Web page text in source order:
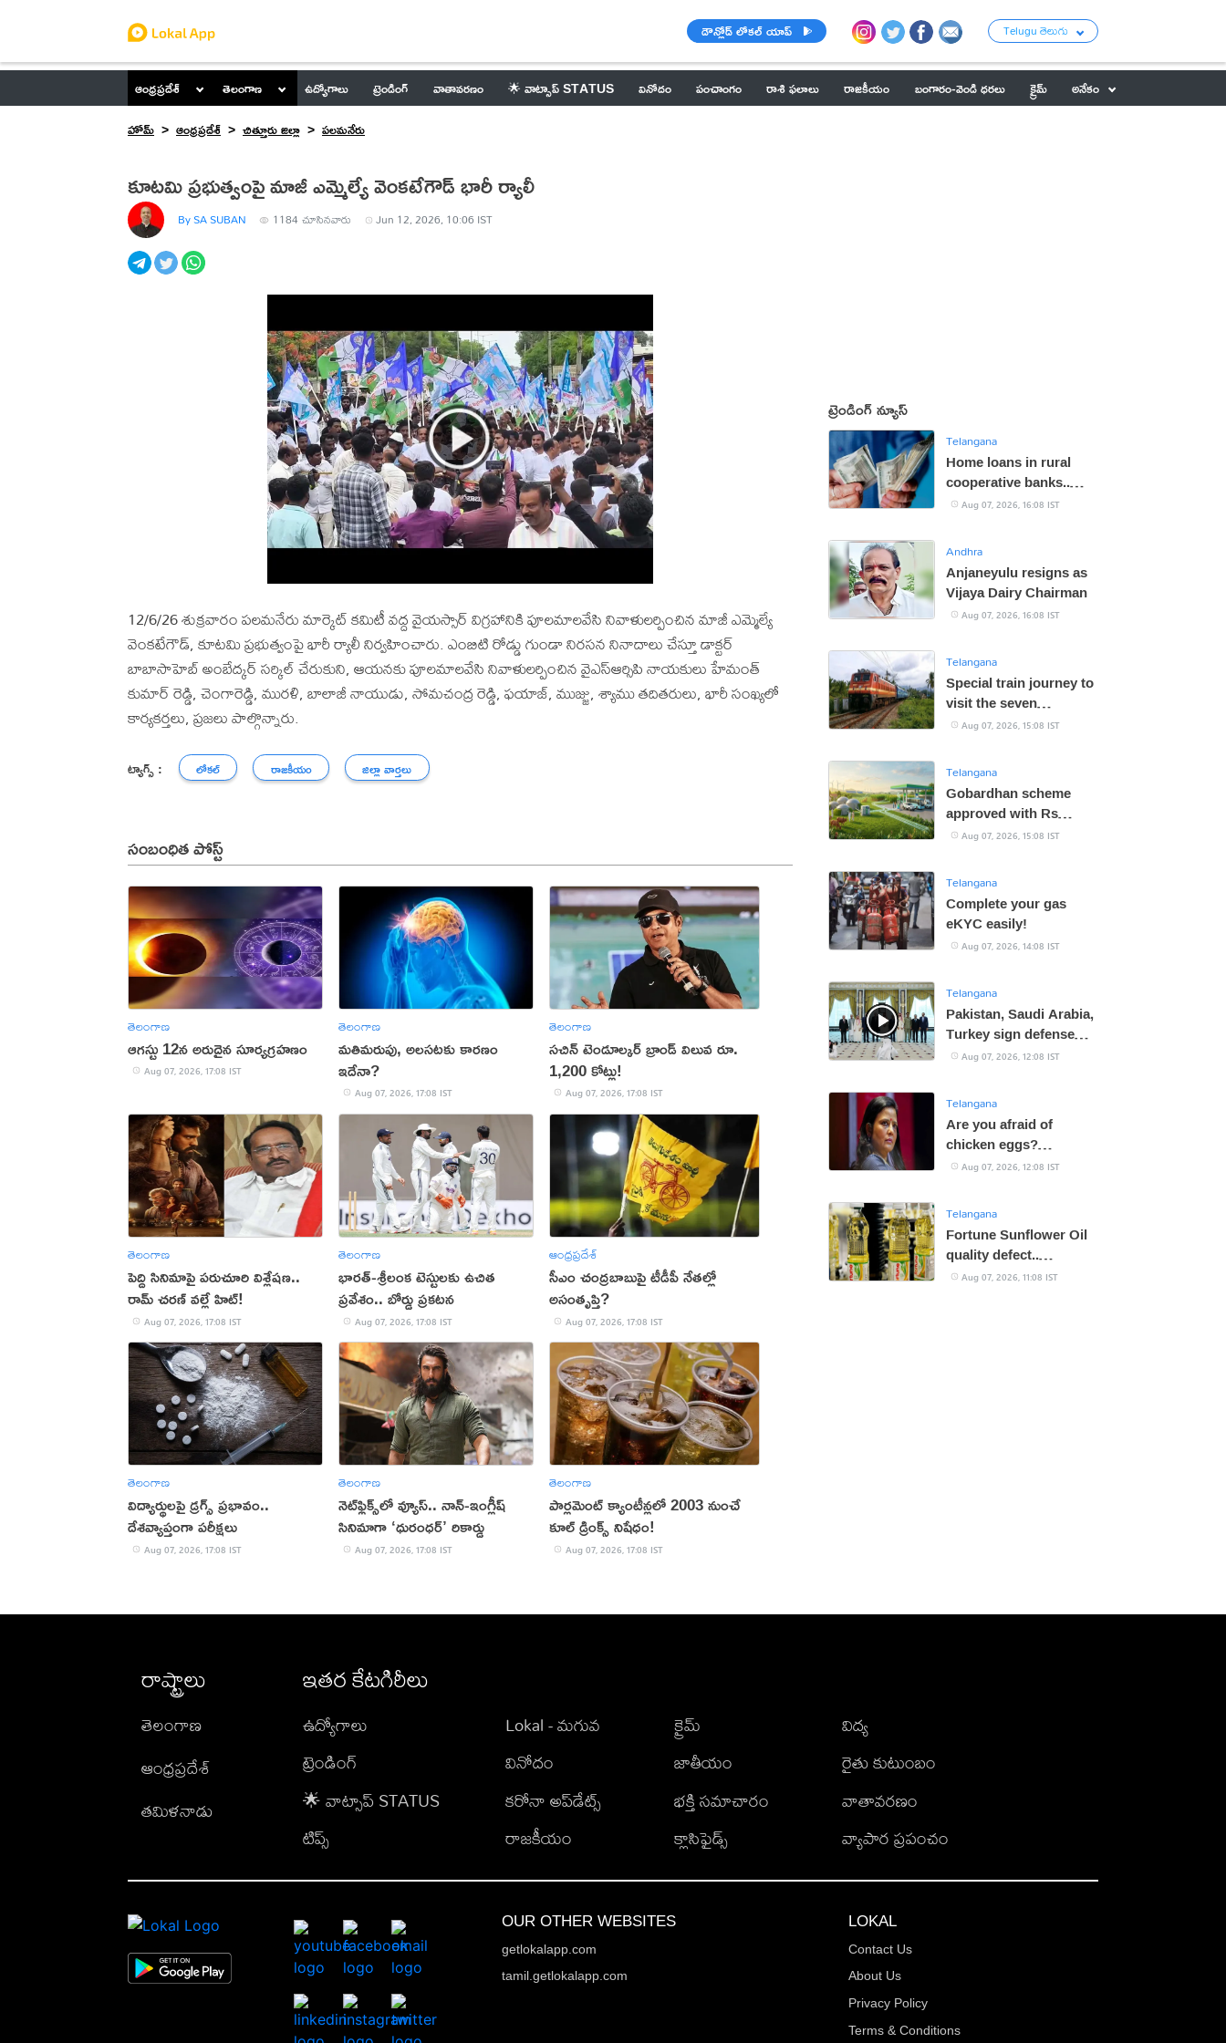
డౌన్లోడ్ లోకల్ యాప్ Telugu తెలుగు
ఆంధ్రప్రదేశ్ తెలంగాణ ఉద్యోగాలు ట్రెండింగ్ వాతావరణం 🌟 వాట్సాప్ STATUS వినోదం పంచాంగం రాశి ఫలాలు రాజకీయం బంగారం-వెండి ధరలు క్రైమ్
అనేకం
హోమ్
ఆంధ్రప్రదేశ్ చిత్తూరు జిల్లా పలమనేరు
కూటమి ప్రభుత్వంపై మాజీ ఎమ్మెల్యే వెంకటేగౌడ్ భారీ ర్యాలీ
By SA SUBAN 1184చూసినవారు Jun 12, 2026, 10:06 IST
12/6/26 శుక్రవారం పలమనేరు మార్కెట్ కమిటీ వద్ద వైయస్సార్ విగ్రహానికి పూలమాలవేసి నివాళులర్పించిన మాజీ ఎమ్మెల్యే
వెంకటేగౌడ్, కూటమి ప్రభుత్వంపై భారీ ర్యాలీ నిర్వహించారు. ఎంబిటి రోడ్డు గుండా నిరసన నినాదాలు చేస్తూ డాక్టర్
బాబాసాహెబ్ అంబేద్కర్ సర్కిల్ చేరుకుని, ఆయనకు పూలమాలవేసి నివాళులర్పించిన వైఎస్ఆర్సిపి నాయకులు హేమంత్
కుమార్ రెడ్డి, చెంగారెడ్డి, మురళి, బాలాజీ నాయుడు, సోమచంద్ర రెడ్డి, ఫయాజ్, ముజ్జు, శ్యాము తదితరులు, భారీ సంఖ్యలో
కార్యకర్తలు, ప్రజలు పాల్గొన్నారు.
ట్యాగ్స్ : లోకల్ రాజకీయం జిల్లా వార్తలు
సంబంధిత పోస్ట్
తెలంగాణ
ఆగస్టు 12న అరుదైన సూర్యగ్రహణం
Aug 07, 2026, 17:08 IST
తెలంగాణ
మతిమరుపు, అలసటకు కారణం
ఇదేనా?
Aug 07, 2026, 17:08 IST
తెలంగాణ
సచిన్ టెండూల్కర్ బ్రాండ్ విలువ రూ.
1,200 కోట్లు!
Aug 07, 2026, 17:08 IST
తెలంగాణ
పెద్ది సినిమాపై పరుచూరి విశ్లేషణ..
రామ్ చరణ్ వల్లే హిట్!
Aug 07, 2026, 17:08 IST
తెలంగాణ
భారత్-శ్రీలంక టెస్టులకు ఉచిత
ప్రవేశం.. బోర్డు ప్రకటన
Aug 07, 2026, 17:08 IST
ఆంధ్రప్రదేశ్
సీఎం చంద్రబాబుపై టీడీపీ నేతల్లో
అసంతృప్తి?
Aug 07, 2026, 17:08 IST
తెలంగాణ
విద్యార్థులపై డ్రగ్స్ ప్రభావం..
దేశవ్యాప్తంగా పరీక్షలు
Aug 07, 2026, 17:08 IST
తెలంగాణ
నెట్‌ఫ్లిక్స్‌లో వ్యూస్.. నాన్-ఇంగ్లీష్
సినిమాగా ‘ధురంధర్’ రికార్డు
Aug 07, 2026, 17:08 IST
తెలంగాణ
పార్లమెంట్ క్యాంటీన్లలో 2003 నుంచే
కూల్ డ్రింక్స్ నిషేధం!
Aug 07, 2026, 17:08 IST
ట్రెండింగ్ న్యూస్
Telangana
Home loans in rural
cooperative banks..
RBI's new regulations
Aug 07, 2026, 16:08 IST
Andhra
Anjaneyulu resigns as
Vijaya Dairy Chairman
Aug 07, 2026, 16:08 IST
Telangana
Special train journey to
visit the seven
Jyotirlingas
Aug 07, 2026, 15:08 IST
Telangana
Gobardhan scheme
approved with Rs
23,731 crore
Aug 07, 2026, 15:08 IST
Telangana
Complete your gas
eKYC easily!
Aug 07, 2026, 14:08 IST
Telangana
Pakistan, Saudi Arabia,
Turkey sign defense
pactAug 07, 2026, 12:08 IST
Telangana
Are you afraid of
chicken eggs?
Supreme Court gives
the face
Aug 07, 2026, 12:08 IST
Telangana
Fortune Sunflower Oil
quality defect..
Company fined
Aug 07, 2026, 11:08 IST
రాష్ట్రాలు
తెలంగాణ
ఆంధ్రప్రదేశ్
తమిళనాడు
ఇతర కేటగిరీలు
ఉద్యోగాలు
ట్రెండింగ్
🌟 వాట్సాప్ STATUS
టిప్స్
Lokal - మగువ
వినోదం
కరోనా అప్‌డేట్స్
రాజకీయం
క్రైమ్
జాతీయం
భక్తి సమాచారం
క్లాసిఫైడ్స్
విద్య
రైతు కుటుంబం
వాతావరణం
వ్యాపార ప్రపంచం
OUR OTHER WEBSITES
getlokalapp.com
tamil.getlokalapp.com
LOKAL
Contact Us
About Us
Privacy Policy
Terms & Conditions